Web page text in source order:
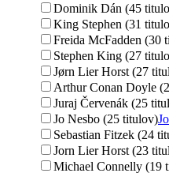
Dominik Dán (45
King Stephen (31
Freida McFadden (30
Stephen King (27
Jørn Lier Horst (27
Arthur Conan Doyle
Juraj Červenák (25
Jo Nesbo (25 titulov)
Sebastian Fitzek (24
Jorn Lier Horst (23
Michael Connelly (19